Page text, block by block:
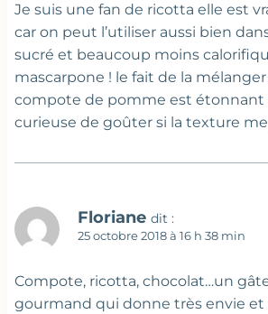
Je suis une fan de ricotta elle est
car on peut l’utiliser aussi bien
sucré et beaucoup moins
mascarpone ! le fait de la mélanger
compote de pomme est étonnant
curieuse de goûter si la texture
Floriane dit :
25 octobre 2018 à 16 h 38 min
Compote, ricotta, chocolat…un
gourmand qui donne très envie et